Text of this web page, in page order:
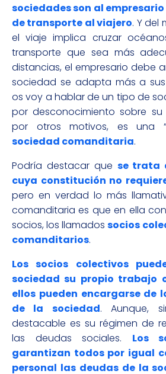
sociedades son al
de transporte al viajero. Y del
el viaje implica cruzar
transporte que sea más
distancias, el empresario debe
sociedad se adapta más a
os voy a hablar de un tipo de
por desconocimiento sobre su
por otros motivos, es una
sociedad comanditaria.
Podría destacar que se trata
cuya constitución no
pero en verdad lo más
comanditaria es que en ella
socios, los llamadossocios
comanditarios.
Los socios colectivos
sociedad su propio trabajo
ellos pueden encargarse de
de la sociedad. Aunque,
destacable es su régimen de
las deudas sociales. Los
garantizan todos por igual
personal las deudas de la